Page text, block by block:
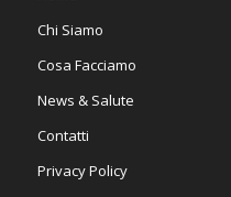
Chi Siamo
Cosa Facciamo
News & Salute
Contatti
Privacy Policy